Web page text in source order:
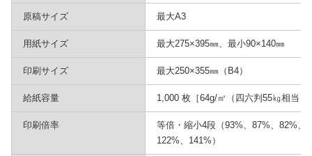
原稿サイズ 最大A3
用紙サイズ 最大275×395㎜、最小90×140㎜
印刷サイズ 最大250×355㎜（B4）
給紙容量 1,000 枚［64g/㎡（四六判55㎏相当）
印刷倍率
等倍・縮小4段（93%、87%、82%、
122%、141%）